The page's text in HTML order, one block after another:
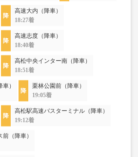
高速大内（降車）
18:27着
高速志度（降車）
18:40着
高松中央インター南（降車）
18:51着
）
栗林公園前（降車）
19:05着
高松駅高速バスターミナル（降車）
19:12着
（降車）